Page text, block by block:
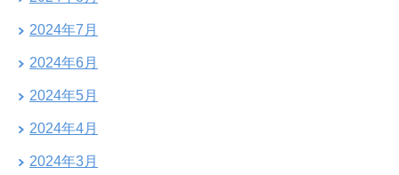
2024年7月
2024年6月
2024年5月
2024年4月
2024年3月